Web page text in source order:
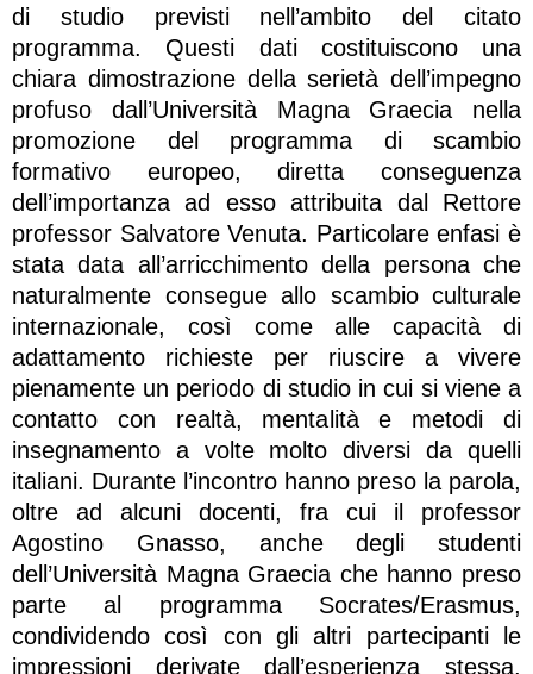
di studio previsti nell’ambito del citato
programma. Questi dati costituiscono una
chiara dimostrazione della serietà dell’impegno
profuso dall’Università Magna Graecia nella
promozione del programma di scambio
formativo europeo, diretta conseguenza
dell’importanza ad esso attribuita dal Rettore
professor Salvatore Venuta. Particolare enfasi è
stata data all’arricchimento della persona che
naturalmente consegue allo scambio culturale
internazionale, così come alle capacità di
adattamento richieste per riuscire a vivere
pienamente un periodo di studio in cui si viene a
contatto con realtà, mentalità e metodi di
insegnamento a volte molto diversi da quelli
italiani. Durante l’incontro hanno preso la parola,
oltre ad alcuni docenti, fra cui il professor
Agostino Gnasso, anche degli studenti
dell’Università Magna Graecia che hanno preso
parte al programma Socrates/Erasmus,
condividendo così con gli altri partecipanti le
impressioni derivate dall’esperienza stessa.